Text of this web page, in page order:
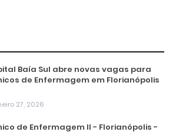
Baía Sul abre novas vagas para
de Enfermagem em Florianópolis
27, 2026
de Enfermagem II - Florianópolis -